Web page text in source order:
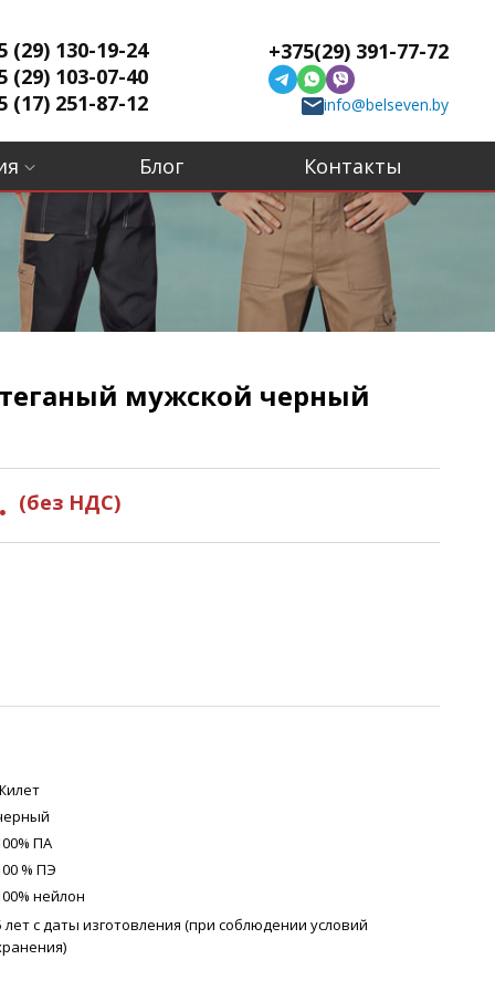
(29) 130-19-24
(29) 103-07-40
(17) 251-87-12
+375(29) 391-77-72
info@belseven.by
Блог Контакты
мужской черный
(без НДС)
ПА
% ПЭ
нейлон
лет с даты изготовления (при соблюдении условий